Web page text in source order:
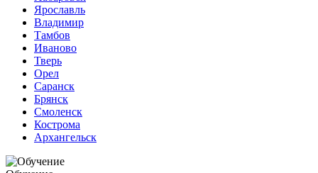
Ярославль
Владимир
Тамбов
Иваново
Тверь
Орел
Саранск
Брянск
Смоленск
Кострома
Архангельск